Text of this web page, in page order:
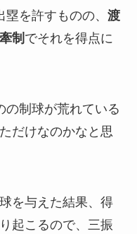
を許すものの、 渡
制 でそれを得点に
の制球が荒れている
だけなのかなと思
を与えた結果、得
起こるので、三振